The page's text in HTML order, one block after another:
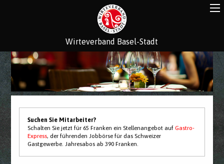
Wirteverband Basel-Stadt
Suchen Sie Mitarbeiter?
Schalten Sie jetzt für 65 Franken ein Stellenangebot aufGastro-
Express, der führenden Jobbörse für das Schweizer
Gastgewerbe. Jahresabos ab 390 Franken.